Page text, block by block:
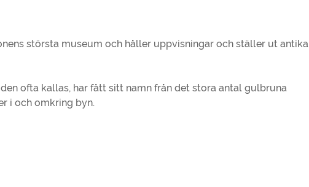
största museum och håller uppvisningar och ställer ut antika
ofta kallas, har fått sitt namn från det stora antal gulbruna
i och omkring byn.